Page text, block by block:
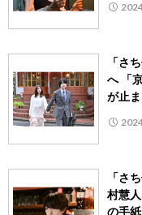
「さ
へ 「
が止ま
「さ
村慧
の手紙